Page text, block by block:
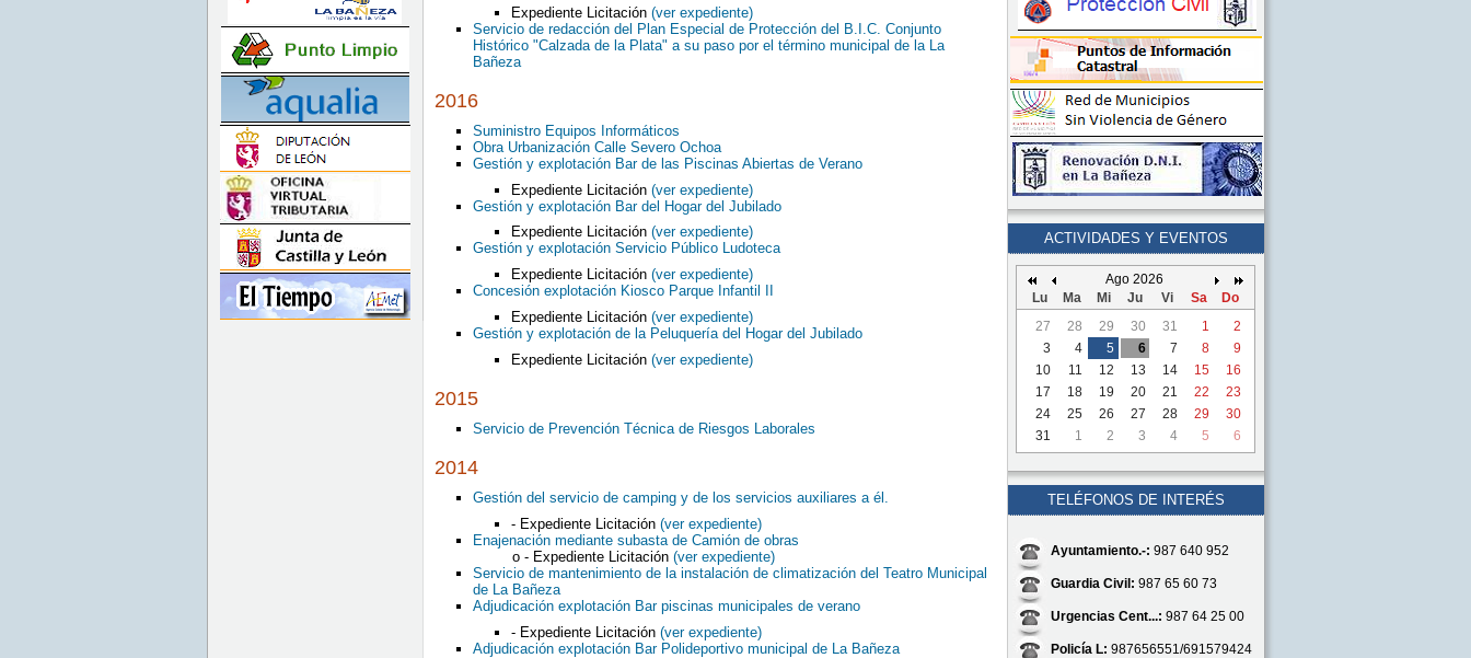
Expediente Licitación (ver expediente)
Servicio de redacción del Plan Especial de Protección del B.I.C. Conjunto
Histórico "Calzada de la Plata" a su paso por el término municipal de la La
Bañeza
2016
Suministro Equipos Informáticos
Obra Urbanización Calle Severo Ochoa
Gestión y explotación Bar de las Piscinas Abiertas de Verano
Expediente Licitación (ver expediente)
Gestión y explotación Bar del Hogar del Jubilado
Expediente Licitación(ver expediente)
Gestión y explotación Servicio Público Ludoteca
Expediente Licitación(ver expediente)
Concesión explotación Kiosco Parque Infantil II
Expediente Licitación(ver expediente)
Gestión y explotación de la Peluquería del Hogar del Jubilado
Expediente Licitación (ver expediente)
2015
Servicio de Prevención Técnica de Riesgos Laborales
2014
Gestión del servicio de camping y de los servicios auxiliares a él.
- Expediente Licitación (ver expediente)
Enajenación mediante subasta de Camión de obras
o - Expediente Licitación(ver expediente)
Servicio de mantenimiento de la instalación de climatización del Teatro Municipal
de La Bañeza
Adjudicación explotación Bar piscinas municipales de verano
- Expediente Licitación (ver expediente)
Adjudicación explotación Bar Polideportivo municipal de La Bañeza
ACTIVIDADES Y EVENTOS
Ago 2026
Lu
Ma Mi Ju Vi Sa
Do
27
28 29 30 31 1
2
3
4 5 6 7 8
9
10
11 12 13 14 15
16
17
18 19 20 21 22
23
24
25 26 27 28 29
30
31
1 2 3 4 5 6
TELÉFONOS DE INTERÉS
Ayuntamiento.-: 987 640 952
Guardia Civil: 987 65 60 73
Urgencias Cent...: 987 64 25 00
Policía L: 987656551/691579424